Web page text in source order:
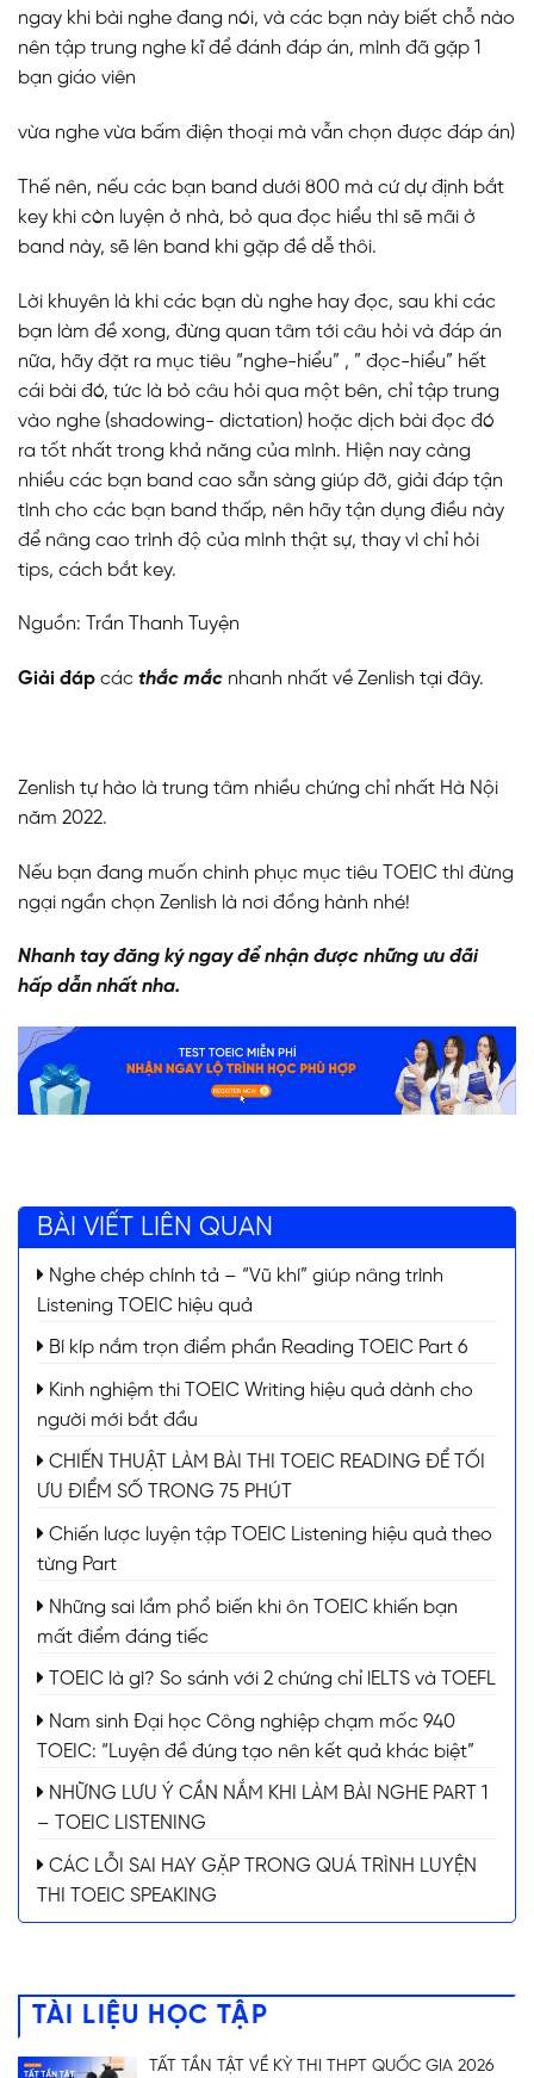
ngay khi bài nghe đang nói, và các bạn này biết chỗ nào
nên tập trung nghe kĩ để đánh đáp án, mình đã gặp 1
bạn giáo viên
vừa nghe vừa bấm điện thoại mà vẫn chọn được đáp án)
Thế nên, nếu các bạn band dưới 800 mà cứ dự định bắt
key khi còn luyện ở nhà, bỏ qua đọc hiểu thì sẽ mãi ở
band này, sẽ lên band khi gặp đề dễ thôi.
Lời khuyên là khi các bạn dù nghe hay đọc, sau khi các
bạn làm đề xong, đừng quan tâm tới câu hỏi và đáp án
nữa, hãy đặt ra mục tiêu “nghe-hiểu” , ” đọc-hiểu” hết
cái bài đó, tức là bỏ câu hỏi qua một bên, chỉ tập trung
vào nghe (shadowing- dictation) hoặc dịch bài đọc đó
ra tốt nhất trong khả năng của mình. Hiện nay càng
nhiều các bạn band cao sẵn sàng giúp đỡ, giải đáp tận
tình cho các bạn band thấp, nên hãy tận dụng điều này
để nâng cao trình độ của mình thật sự, thay vì chỉ hỏi
tips, cách bắt key.
Nguồn: Trần Thanh Tuyện
Giải đáp các thắc mắc nhanh nhất về Zenlish tại đây.
Zenlish tự hào là trung tâm nhiều chứng chỉ nhất Hà Nội
năm 2022.
Nếu bạn đang muốn chinh phục mục tiêu TOEIC thì đừng
ngại ngần chọn Zenlish là nơi đồng hành nhé!
Nhanh tay đăng ký ngay để nhận được những ưu đãi
hấp dẫn nhất nha.
BÀI VIẾT LIÊN QUAN
Nghe chép chính tả – “Vũ khí” giúp nâng trình
Listening TOEIC hiệu quả
Bí kíp nắm trọn điểm phần Reading TOEIC Part 6
Kinh nghiệm thi TOEIC Writing hiệu quả dành cho
người mới bắt đầu
CHIẾN THUẬT LÀM BÀI THI TOEIC READING ĐỂ TỐI
ƯU ĐIỂM SỐ TRONG 75 PHÚT
Chiến lược luyện tập TOEIC Listening hiệu quả theo
từng Part
Những sai lầm phổ biến khi ôn TOEIC khiến bạn
mất điểm đáng tiếc
TOEIC là gì? So sánh với 2 chứng chỉ lELTS và TOEFL
Nam sinh Đại học Công nghiệp chạm mốc 940
TOEIC: “Luyện đề đúng tạo nên kết quả khác biệt”
NHỮNG LƯU Ý CẦN NẮM KHI LÀM BÀI NGHE PART 1
– TOEIC LISTENING
CÁC LỖI SAI HAY GẶP TRONG QUÁ TRÌNH LUYỆN
THI TOEIC SPEAKING
TÀI LIỆU HỌC TẬP
TẤT TẦN TẬT VỀ KỲ THI THPT QUỐC GIA 2026